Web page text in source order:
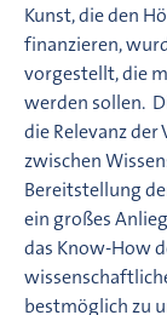
Kunst, die den
finanzieren,
vorgestellt, die
werden sollen.
die Relevanz
zwischen
Bereitstellung
ein großes
das Know-How
bestmöglich zu